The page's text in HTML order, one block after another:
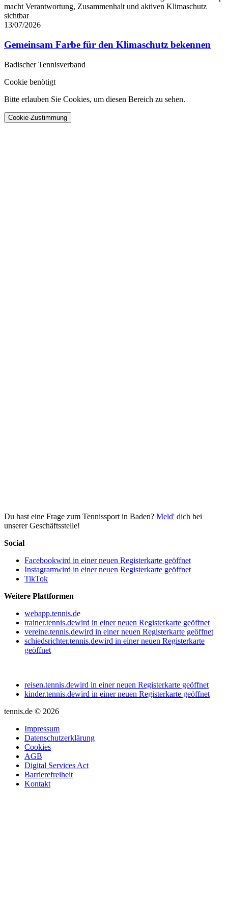
macht Verantwortung, Zusammenhalt und aktiven Klimaschutz
sichtbar
13/07/2026
Gemeinsam Farbe für den Klimaschutz bekennen
Badischer Tennisverband
Cookie benötigt
Bitte erlauben Sie Cookies, um diesen Bereich zu sehen.
Cookie-Zustimmung
Du hast eine Frage zum Tennissport in Baden? Meld' dich bei
unserer Geschäftsstelle!
Social
Facebookwird in einer neuen Registerkarte geöffnet
Instagramwird in einer neuen Registerkarte geöffnet
TikTok
Weitere Plattformen
webapp.tennis.de
trainer.tennis.dewird in einer neuen Registerkarte geöffnet
vereine.tennis.dewird in einer neuen Registerkarte geöffnet
schiedsrichter.tennis.dewird in einer neuen Registerkarte
geöffnet
reisen.tennis.dewird in einer neuen Registerkarte geöffnet
kinder.tennis.dewird in einer neuen Registerkarte geöffnet
tennis.de © 2026
Impressum
Datenschutzerklärung
Cookies
AGB
Digital Services Act
Barrierefreiheit
Kontakt